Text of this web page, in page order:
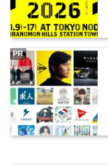
PR